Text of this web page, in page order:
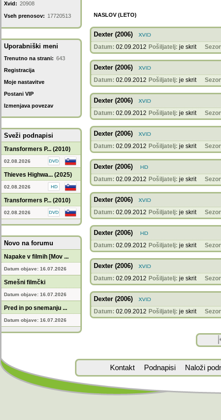
Xvid: 20908
Vseh prenosov: 17720513
Uporabniški meni
Trenutno na strani: 643
Registracija
Moje nastavitve
Postani VIP
Izmenjava povezav
Sveži podnapisi
Transformers P... (2010)
02.08.2026
Thieves Highwa... (2025)
02.08.2026
Transformers P... (2010)
02.08.2026
Novo na forumu
Napake v filmih [Mov ...
Datum objave: 16.07.2026
Smešni filmčki
Datum objave: 16.07.2026
Pred in po snemanju ...
Datum objave: 16.07.2026
NASLOV (LETO)
Dexter (2006)
Datum: 02.09.2012 Pošiljatelj: je skrit
Dexter (2006)
Datum: 02.09.2012 Pošiljatelj: je skrit
Dexter (2006)
Datum: 02.09.2012 Pošiljatelj: je skrit
Dexter (2006)
Datum: 02.09.2012 Pošiljatelj: je skrit
Dexter (2006)
Datum: 02.09.2012 Pošiljatelj: je skrit
Dexter (2006)
Datum: 02.09.2012 Pošiljatelj: je skrit
Dexter (2006)
Datum: 02.09.2012 Pošiljatelj: je skrit
Dexter (2006)
Datum: 02.09.2012 Pošiljatelj: je skrit
Dexter (2006)
Datum: 02.09.2012 Pošiljatelj: je skrit
Kontakt Podnapisi Naloži